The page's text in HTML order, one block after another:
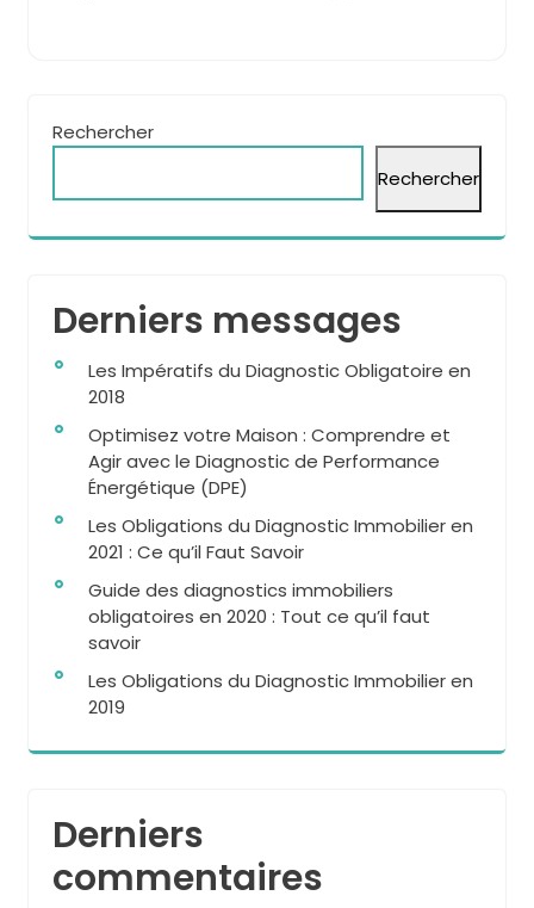
Rechercher
Rechercher
Derniers messages
Les Impératifs du Diagnostic Obligatoire en
2018
Optimisez votre Maison : Comprendre et
Agir avec le Diagnostic de Performance
Énergétique (DPE)
Les Obligations du Diagnostic Immobilier en
2021 : Ce qu’il Faut Savoir
Guide des diagnostics immobiliers
obligatoires en 2020 : Tout ce qu’il faut
savoir
Les Obligations du Diagnostic Immobilier en
2019
Derniers
commentaires